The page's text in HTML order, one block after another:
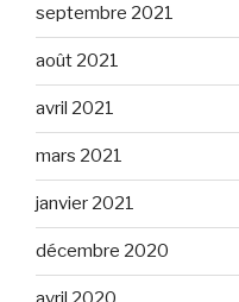
septembre 2021
août 2021
avril 2021
mars 2021
janvier 2021
décembre 2020